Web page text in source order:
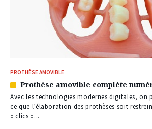
PROTHÈSE AMOVIBLE
Article
réservé
à
nos
Prothèse amovible complète
Avec les technologies modernes digitales, on
ce que l’élaboration des prothèses soit
« clics »...